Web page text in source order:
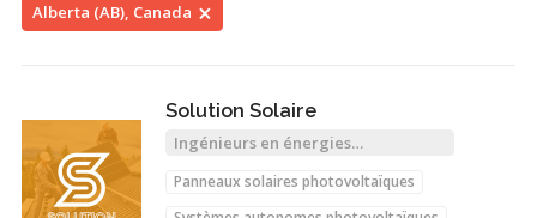
Alberta (AB), Canada
Solution Solaire
Ingénieurs en énergies
Panneaux solaires photovoltaïques